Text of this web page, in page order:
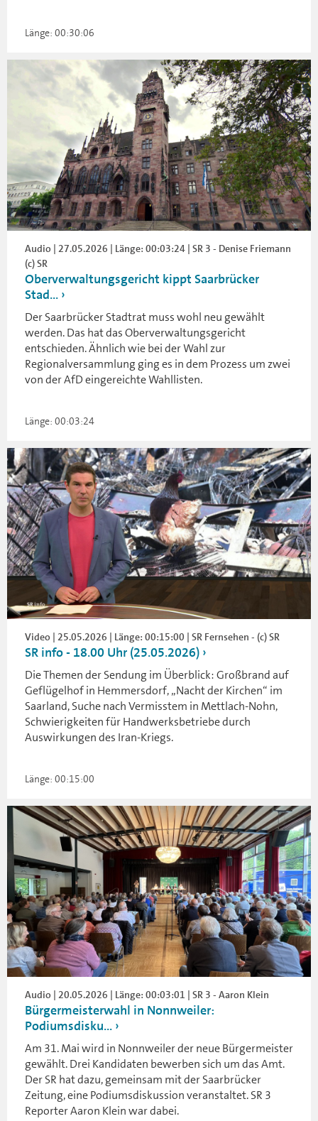
Länge: 00:30:06
Audio | 27.05.2026 | Länge: 00:03:24 | SR 3 - Denise Friemann
(c) SR
Oberverwaltungsgericht kippt Saarbrücker
Stad...
Der Saarbrücker Stadtrat muss wohl neu gewählt
werden. Das hat das Oberverwaltungsgericht
entschieden. Ähnlich wie bei der Wahl zur
Regionalversammlung ging es in dem Prozess um zwei
von der AfD eingereichte Wahllisten.
Länge: 00:03:24
Video | 25.05.2026 | Länge: 00:15:00 | SR Fernsehen - (c) SR
SR info - 18.00 Uhr (25.05.2026)
Die Themen der Sendung im Überblick: Großbrand auf
Geflügelhof in Hemmersdorf, „Nacht der Kirchen“ im
Saarland, Suche nach Vermisstem in Mettlach-Nohn,
Schwierigkeiten für Handwerksbetriebe durch
Auswirkungen des Iran-Kriegs.
Länge: 00:15:00
Audio | 20.05.2026 | Länge: 00:03:01 | SR 3 - Aaron Klein
Bürgermeisterwahl in Nonnweiler:
Podiumsdisku...
Am 31. Mai wird in Nonnweiler der neue Bürgermeister
gewählt. Drei Kandidaten bewerben sich um das Amt.
Der SR hat dazu, gemeinsam mit der Saarbrücker
Zeitung, eine Podiumsdiskussion veranstaltet. SR 3
Reporter Aaron Klein war dabei.